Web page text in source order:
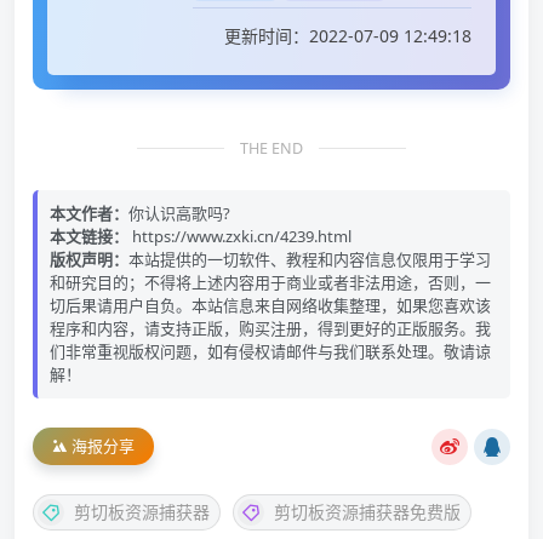
更新时间：2022-07-09 12:49:18
THE END
本文作者： 你认识高歌吗?
本文链接：
https://www.zxki.cn/4239.html
版权声明： 本站提供的一切软件、教程和内容信息仅限用于学习
和研究目的；不得将上述内容用于商业或者非法用途，否则，一
切后果请用户自负。本站信息来自网络收集整理，如果您喜欢该
程序和内容，请支持正版，购买注册，得到更好的正版服务。我
们非常重视版权问题，如有侵权请邮件与我们联系处理。敬请谅
解！
海报分享
剪切板资源捕获器 剪切板资源捕获器免费版